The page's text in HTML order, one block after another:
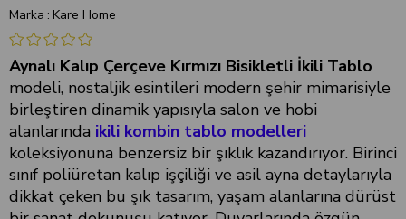
Marka : Kare Home
Aynalı Kalıp Çerçeve Kırmızı Bisikletli İkili Tablo
modeli, nostaljik esintileri modern şehir mimarisiyle
birleştiren dinamik yapısıyla salon ve hobi
alanlarında ikili kombin tablo modelleri
koleksiyonuna benzersiz bir şıklık kazandırıyor. Birinci
sınıf poliüretan kalıp işçiliği ve asil ayna detaylarıyla
dikkat çeken bu şık tasarım, yaşam alanlarına dürüst